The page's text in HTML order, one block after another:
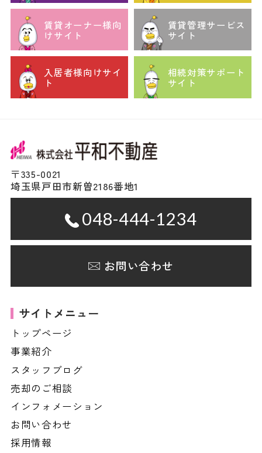
賃貸オーナー様向
けサイト
賃貸管理サービス
サイト
入居者様向けサイ
ト
相続対策サポート
サイト
〒335-0021
埼玉県戸田市新曽2186番地1
048-444-1234
お問い合わせ
サイトメニュー
トップページ
事業紹介
スタッフブログ
売却のご相談
インフォメーション
お問い合わせ
採用情報